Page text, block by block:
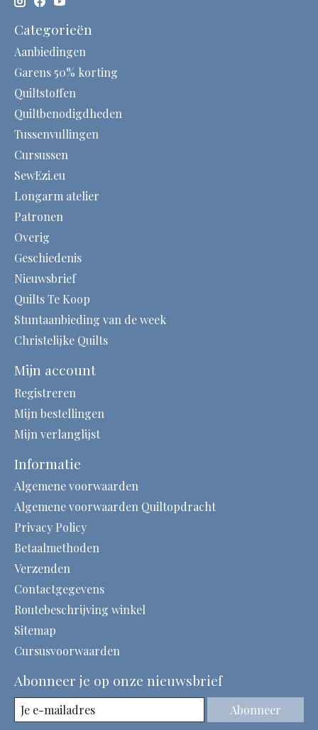
Categorieën
Aanbiedingen
Garens 50% korting
Quiltstoffen
Quiltbenodigdheden
Tussenvullingen
Cursussen
SewEzi.eu
Longarm atelier
Patronen
Overig
Geschiedenis
Nieuwsbrief
Quilts Te Koop
Stuntaanbieding van de week
Christelijke Quilts
Mijn account
Registreren
Mijn bestellingen
Mijn verlanglijst
Informatie
Algemene voorwaarden
Algemene voorwaarden Quiltopdracht
Privacy Policy
Betaalmethoden
Verzenden
Contactgegevens
Routebeschrijving winkel
Sitemap
Cursusvoorwaarden
Abonneer je op onze nieuwsbrief
Abonneer